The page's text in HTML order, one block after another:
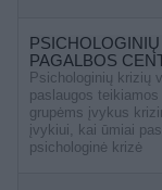
PAGALBOS
Psichologinių krizių
paslaugos teikiamos
grupėms įvykus
įvykiui, kai ūmiai
psichologinė krizė